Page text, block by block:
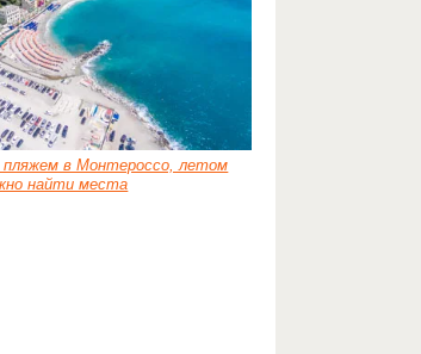
пляжем в Монтероссо, летом
найти места